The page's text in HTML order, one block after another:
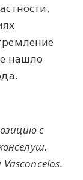
нашло
с